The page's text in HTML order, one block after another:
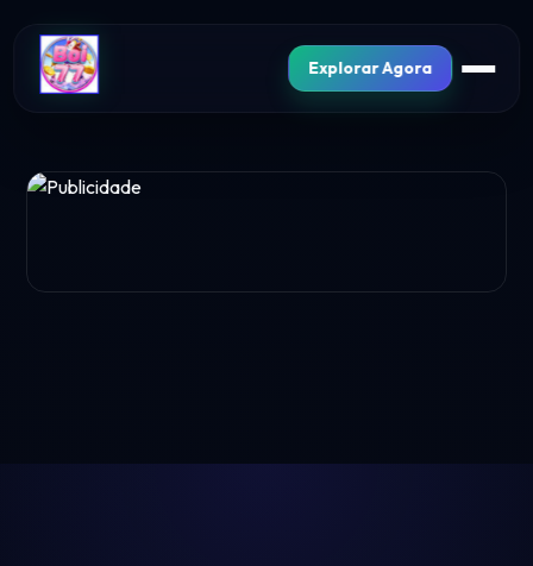
Explorar Agora